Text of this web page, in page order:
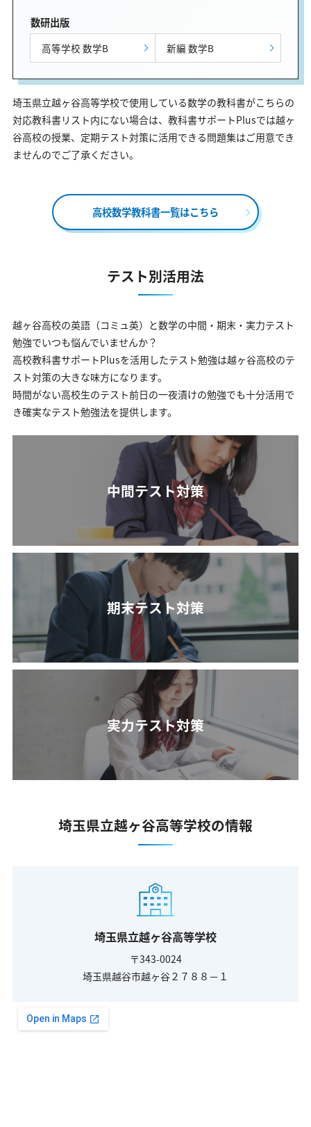
数研出版
高等学校 数学B 新編 数学B
埼玉県立越ヶ谷高等学校で使用している数学の教科書がこちらの
対応教科書リスト内にない場合は、教科書サポートPlusでは越ヶ
谷高校の授業、定期テスト対策に活用できる問題集はご用意でき
ませんのでご了承ください。
高校数学教科書一覧はこちら
テスト別活用法
越ヶ谷高校の英語（コミュ英）と数学の中間・期末・実力テスト
勉強でいつも悩んでいませんか？
高校教科書サポートPlusを活用したテスト勉強は越ヶ谷高校のテ
スト対策の大きな味方になります。
時間がない高校生のテスト前日の一夜漬けの勉強でも十分活用で
き確実なテスト勉強法を提供します。
中間テスト対策
期末テスト対策
実力テスト対策
埼玉県立越ヶ谷高等学校の情報
埼玉県立越ヶ谷高等学校
〒343-0024
埼玉県越谷市越ヶ谷２７８８－１